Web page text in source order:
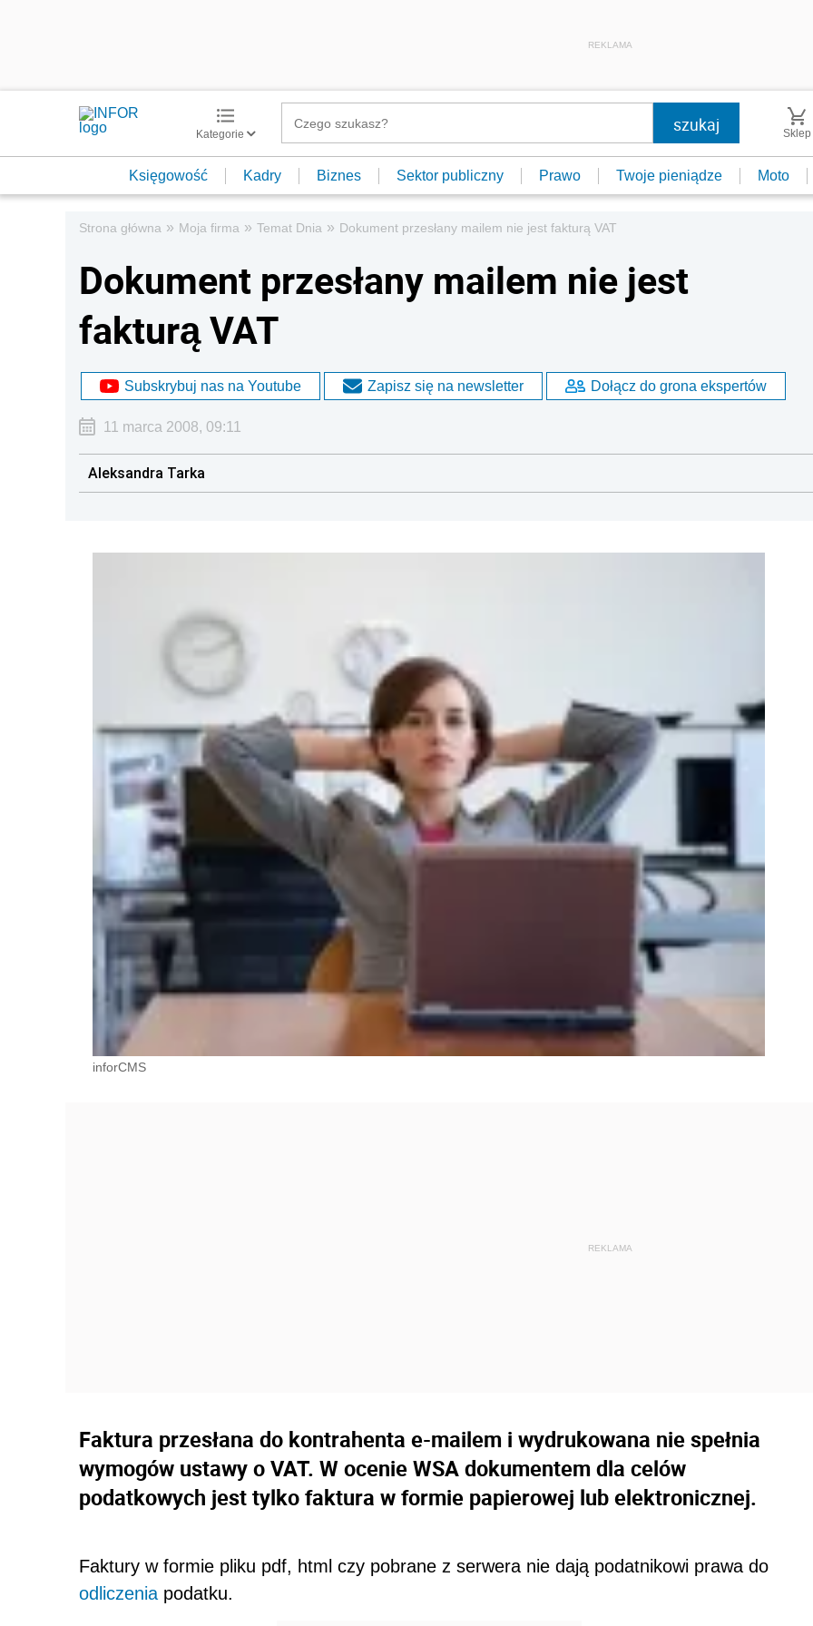
REKLAMA
Kategorie Sklep
Księgowość Kadry Biznes Sektor publiczny Prawo Twoje pieniądze Moto
Strona główna » Moja firma » Temat Dnia » Dokument przesłany mailem nie jest fakturą VAT
Dokument przesłany mailem nie jest
fakturą VAT
Subskrybuj nas na Youtube Zapisz się na newsletter Dołącz do grona ekspertów
11 marca 2008, 09:11
Aleksandra Tarka
inforCMS
Faktura przesłana do kontrahenta e-mailem i wydrukowana nie spełnia
wymogów ustawy o VAT. W ocenie WSA dokumentem dla celów
podatkowych jest tylko faktura w formie papierowej lub elektronicznej.
Faktury w formie pliku pdf, html czy pobrane z serwera nie dają podatnikowi prawa do
odliczeniapodatku.